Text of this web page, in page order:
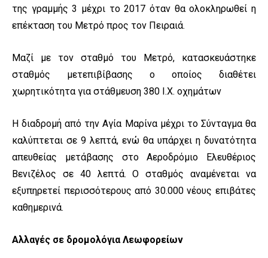
της γραμμής 3 μέχρι το 2017 όταν θα ολοκληρωθεί η
επέκταση του Μετρό προς τον Πειραιά.
Μαζί με τον σταθμό του Μετρό, κατασκευάστηκε
σταθμός μετεπιβίβασης ο οποίος διαθέτει
χωρητικότητα για στάθμευση 380 Ι.Χ. οχημάτων
Η διαδρομή από την Αγία Μαρίνα μέχρι το Σύνταγμα θα
καλύπτεται σε 9 λεπτά, ενώ θα υπάρχει η δυνατότητα
απευθείας μετάβασης στο Αεροδρόμιο Ελευθέριος
Βενιζέλος σε 40 λεπτά. Ο σταθμός αναμένεται να
εξυπηρετεί περισσότερους από 30.000 νέους επιβάτες
καθημερινά.
Αλλαγές σε δρομολόγια Λεωφορείων